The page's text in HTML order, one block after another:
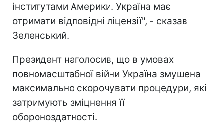
інститутами Америки. Україна має
отримати відповідні ліцензії", - сказав
Зеленський.
Президент наголосив, що в умовах
повномасштабної війни Україна змушена
максимально скорочувати процедури, які
затримують зміцнення її
обороноздатності.